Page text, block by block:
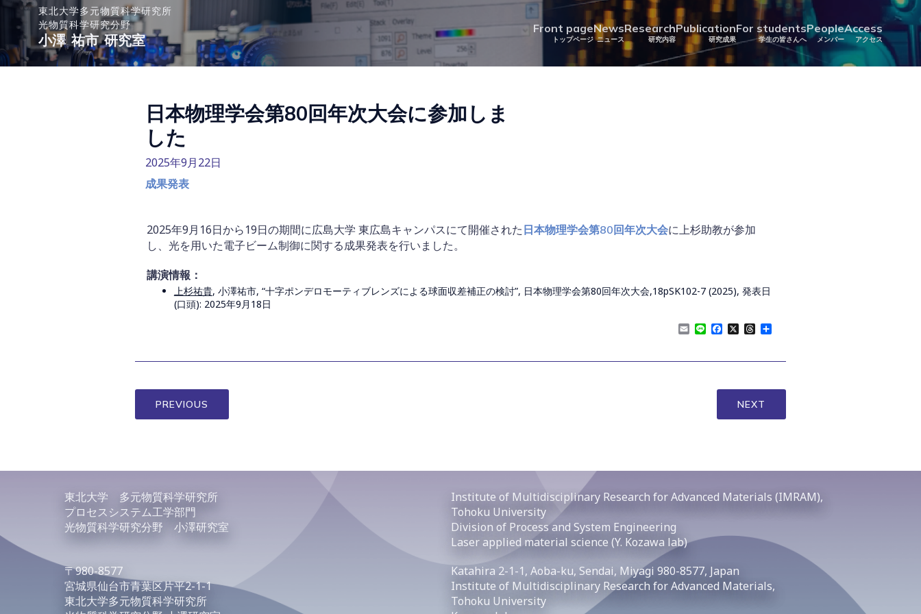
東北大学多元物質科学研究所
光物質科学研究分野
小澤 祐市 研究室
Front pageNewsResearchPublicationFor studentsPeopleAccess
日本物理学会第80回年次大会に参加しま
した
2025年9月22日
成果発表
2025年9月16日から19日の期間に広島大学 東広島キャンパスにて開催された 日本物理学会第80回年次大会に上杉助教が参加
し、光を用いた電子ビーム制御に関する成果発表を行いました。
講演情報：
上杉祐貴, 小澤祐市, “十字ポンデロモーティブレンズによる球面収差補正の検討”, 日本物理学会第80回年次大会,18pSK102-7 (2025), 発表日
(口頭): 2025年9月18日
E
a
n
F
c
b
o
X
T
r
a
d
s
PREVIOUS NEXT
東北大学 多元物質科学研究所
プロセスシステム工学部門
光物質科学研究分野 小澤研究室
〒980-8577
宮城県仙台市青葉区片平2-1-1
東北大学多元物質科学研究所
Institute of Multidisciplinary Research for Advanced Materials (IMRAM),
Tohoku University
Division of Process and System Engineering
Laser applied material science (Y. Kozawa lab)
Katahira 2-1-1, Aoba-ku, Sendai, Miyagi 980-8577, Japan
Institute of Multidisciplinary Research for Advanced Materials,
Tohoku University